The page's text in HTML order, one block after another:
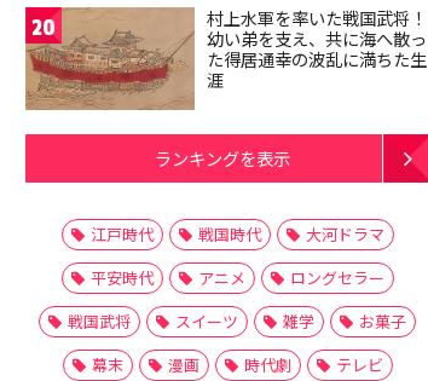
20
村上水軍を率いた戦国武将！
幼い弟を支え、共に海へ散っ
た得居通幸の波乱に満ちた生
涯
ランキングを表示
江戸時代 戦国時代
大河ドラマ
平安時代
アニメ
ロングセラー
戦国武将
スイーツ 雑学
お菓子
幕末
漫画 時代劇
テレビ